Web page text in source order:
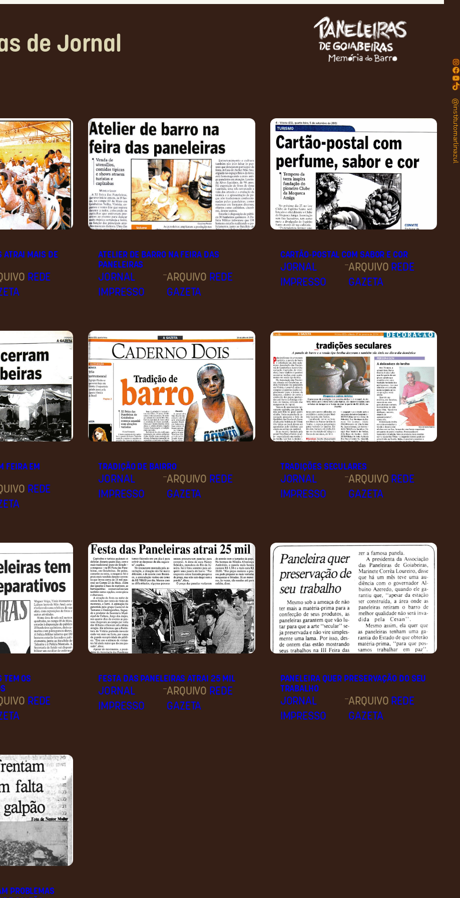
de Jornal
ATRAI MAIS DE
REDE
ATELIER DE BARRO NA FEIRA DAS
PANELEIRAS
JORNAL
IMPRESSO
–ARQUIVO REDE
GAZETA
CARTÃO-POSTAL COM SABOR E COR
JORNAL
IMPRESSO
–ARQUIVO REDE
GAZETA
FEIRA EM
REDE
TRADIÇÃO DE BAIRRO
JORNAL
IMPRESSO
–ARQUIVO REDE
GAZETA
TRADIÇÕES SECULARES
JORNAL
IMPRESSO
–ARQUIVO REDE
GAZETA
TEM OS
REDE
FESTA DAS PANELEIRAS ATRAI 25 MIL
JORNAL
IMPRESSO
–ARQUIVO REDE
GAZETA
PANELEIRA QUER PRESERVAÇÃO DO SEU
TRABALHO
JORNAL
IMPRESSO
–ARQUIVO REDE
GAZETA
PROBLEMAS
Instagram
Facebook
Youtube
TikTok
@institutomarlinazul